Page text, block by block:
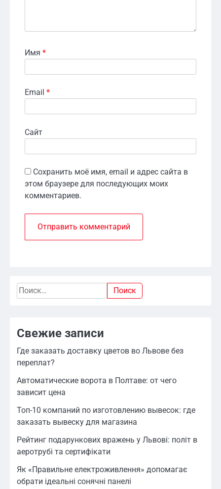
Имя *
Email *
Сайт
Сохранить моё имя, email и адрес сайта в
этом браузере для последующих моих
комментариев.
Найти:
Свежие записи
Где заказать доставку цветов во Львове без
переплат?
Автоматические ворота в Полтаве: от чего
зависит цена
Топ-10 компаний по изготовлению вывесок: где
заказать вывеску для магазина
Рейтинг подарункових вражень у Львові: політ в
аеротрубі та сертифікати
Як «Правильне електроживлення» допомагає
обрати ідеальні сонячні панелі